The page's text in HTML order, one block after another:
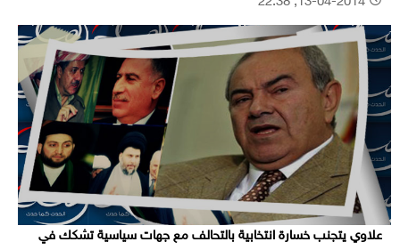
علاوي يتجنب خسارة انتخابية بالتحالف مع جهات سياسية تشكك في